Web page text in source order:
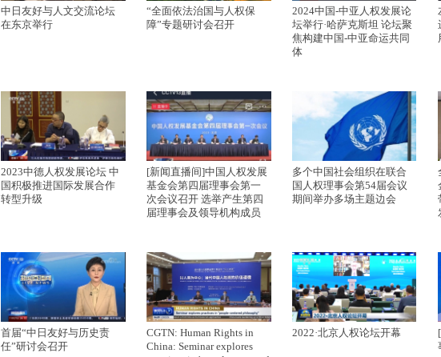
中日友好与人文交流论坛
在东京举行
“全面依法治国与人权保
障”专题研讨会召开
2024中国-中亚人权发展论
坛举行·哈萨克斯坦 论坛聚
焦构建中国-中亚命运共同
体
2023中德人权发展论坛 中
国积极推进国际发展合作
转型升级
[新闻直播间]中国人权发展
基金会第四届理事会第一
次会议召开 选举产生第四
届理事会及领导机构成员
多个中国社会组织在联合
国人权理事会第54届会议
期间举办多场主题边会
首届“中日友好与历史责
任”研讨会召开
CGTN: Human Rights in
China: Seminar explores
2022·北京人权论坛开幕